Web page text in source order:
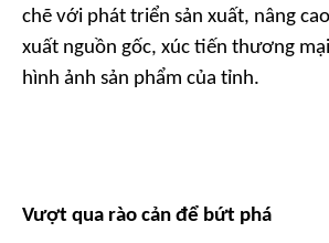
chẽ với phát triển sản xuất, nâng
xuất nguồn gốc, xúc tiến thương
hình ảnh sản phẩm của tỉnh.
Vượt qua rào cản để bứt phá